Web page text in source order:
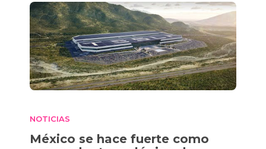
NOTICIAS
México se hace fuerte como